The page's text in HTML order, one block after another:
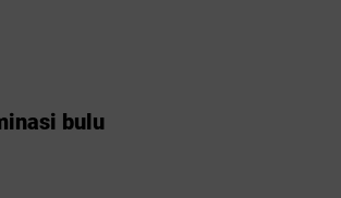
bulu